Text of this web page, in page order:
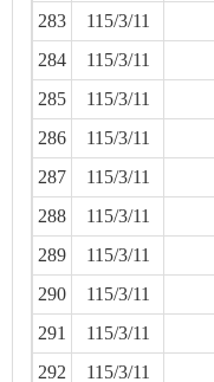
283
115/3/11
284
115/3/11
285
115/3/11
286
115/3/11
287
115/3/11
288
115/3/11
289
115/3/11
290
115/3/11
291
115/3/11
292
115/3/11